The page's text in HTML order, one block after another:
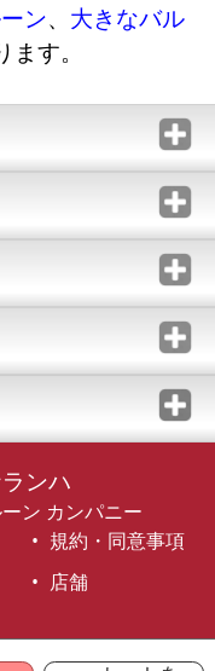
ン、 大きなバル
す。
ンハ
ン カンパニー
規約・同意事項
店舗
Reserved.